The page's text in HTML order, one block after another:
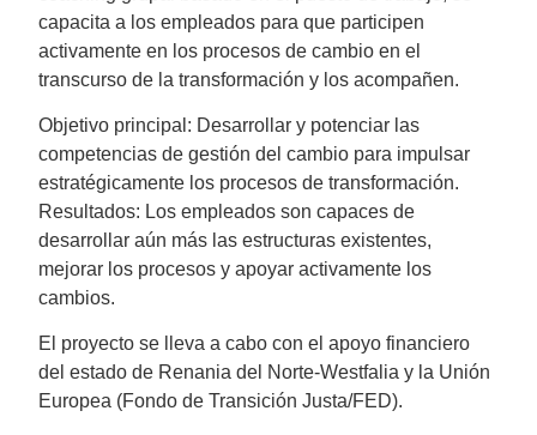
capacita a los empleados para que participen
activamente en los procesos de cambio en el
transcurso de la transformación y los acompañen.
Objetivo principal: Desarrollar y potenciar las
competencias de gestión del cambio para impulsar
estratégicamente los procesos de transformación.
Resultados: Los empleados son capaces de
desarrollar aún más las estructuras existentes,
mejorar los procesos y apoyar activamente los
cambios.
El proyecto se lleva a cabo con el apoyo financiero
del estado de Renania del Norte-Westfalia y la Unión
Europea (Fondo de Transición Justa/FED).